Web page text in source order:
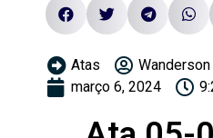
Atas
março 6, 2024